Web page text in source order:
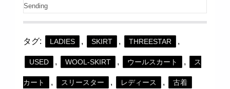
Sending
タグ: LADIES , SKIRT , THREESTAR ,
USED , WOOL-SKIRT , ウールスカート , ス
カート , スリースター , レディース , 古着